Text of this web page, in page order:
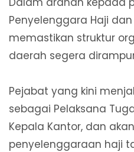
Penyelenggara Haji
memastikan struktur
daerah segera
Pejabat yang kini
sebagai Pelaksana
Kepala Kantor, dan
penyelenggaraan haji